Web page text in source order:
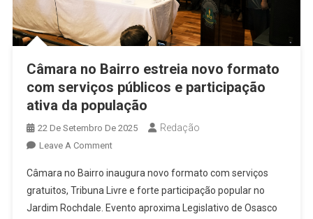
Câmara no Bairro estreia novo formato
com serviços públicos e participação
ativa da população
22 De Setembro De 2025 Redação
Leave A CommentOn
No
Bairro
Estreia
Câmara no Bairro inaugura novo formato com serviços
gratuitos, Tribuna Livre e forte participação popular no
Jardim Rochdale. Evento aproxima Legislativo de Osasco